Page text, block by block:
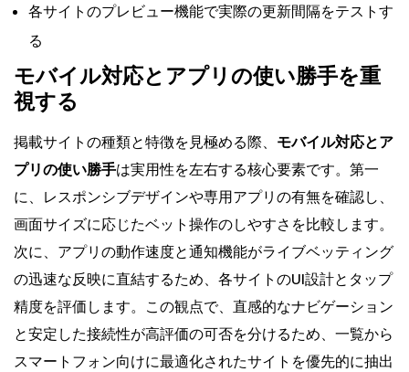
各サイトのプレビュー機能で実際の更新間隔をテストす
る
モバイル対応とアプリの使い勝手を重
視する
掲載サイトの種類と特徴を見極める際、 モバイル対応とア
プリの使い勝手は実用性を左右する核心要素です。第一
に、レスポンシブデザインや専用アプリの有無を確認し、
画面サイズに応じたベット操作のしやすさを比較します。
次に、アプリの動作速度と通知機能がライブベッティング
の迅速な反映に直結するため、各サイトのUI設計とタップ
精度を評価します。この観点で、直感的なナビゲーション
と安定した接続性が高評価の可否を分けるため、一覧から
スマートフォン向けに最適化されたサイトを優先的に抽出